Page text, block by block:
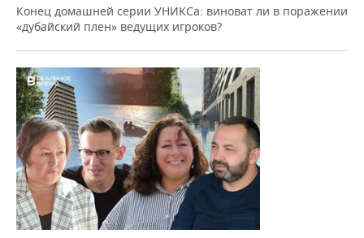
ХОККЕЙ С МЯЧОМ
ПРОИСШЕСТВИЯ
Конец домашней серии УНИКСа: виноват ли в поражении
«дубайский плен» ведущих игроков?